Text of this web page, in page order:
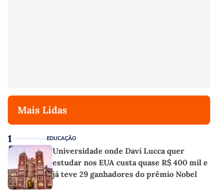
Mais Lidas
1 EDUCAÇÃO
Universidade onde Davi Lucca quer
estudar nos EUA custa quase R$ 400 mil e
já teve 29 ganhadores do prêmio Nobel